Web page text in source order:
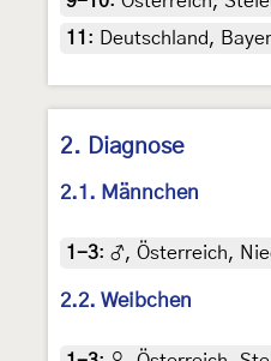
11 : Deutschland,
2. Diagnose
2.1. Männchen
1-3: ♂, Österreich,
2.2. Weibchen